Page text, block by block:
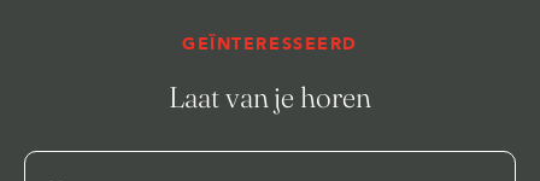
GEÏNTERESSEERD
Laat van je horen
Voornaam